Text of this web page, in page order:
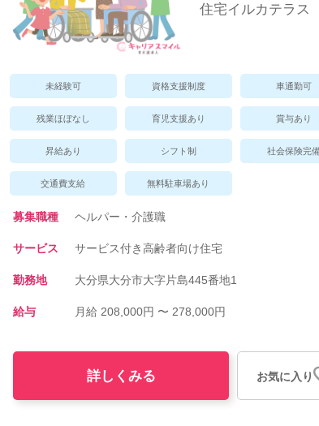
住宅イルカテラス
未経験可 資格支援制度 車通勤可
残業ほぼなし 育児支援あり 賞与あり
昇給あり シフト制 社会保険完
交通費支給 無料駐車場あり
募集職種 ヘルパー・介護職
サービス サービス付き高齢者向け住宅
勤務地 大分県大分市大字片島445番地1
給与 月給 208,000円 〜 278,000円
詳しくみる お気に入り